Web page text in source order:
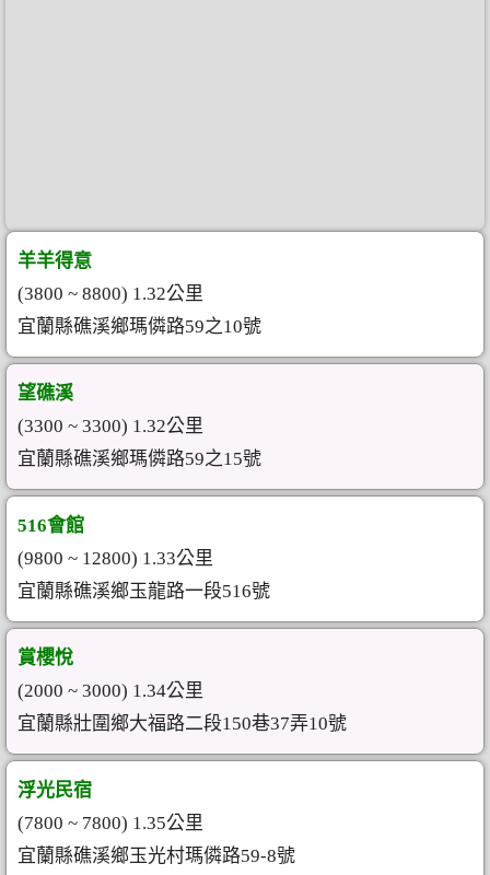
羊羊得意
(3800 ~ 8800) 1.32公里
宜蘭縣礁溪鄉瑪僯路59之10號
望礁溪
(3300 ~ 3300) 1.32公里
宜蘭縣礁溪鄉瑪僯路59之15號
516會館
(9800 ~ 12800) 1.33公里
宜蘭縣礁溪鄉玉龍路一段516號
賞櫻悅
(2000 ~ 3000) 1.34公里
宜蘭縣壯圍鄉大福路二段150巷37弄10號
浮光民宿
(7800 ~ 7800) 1.35公里
宜蘭縣礁溪鄉玉光村瑪僯路59-8號